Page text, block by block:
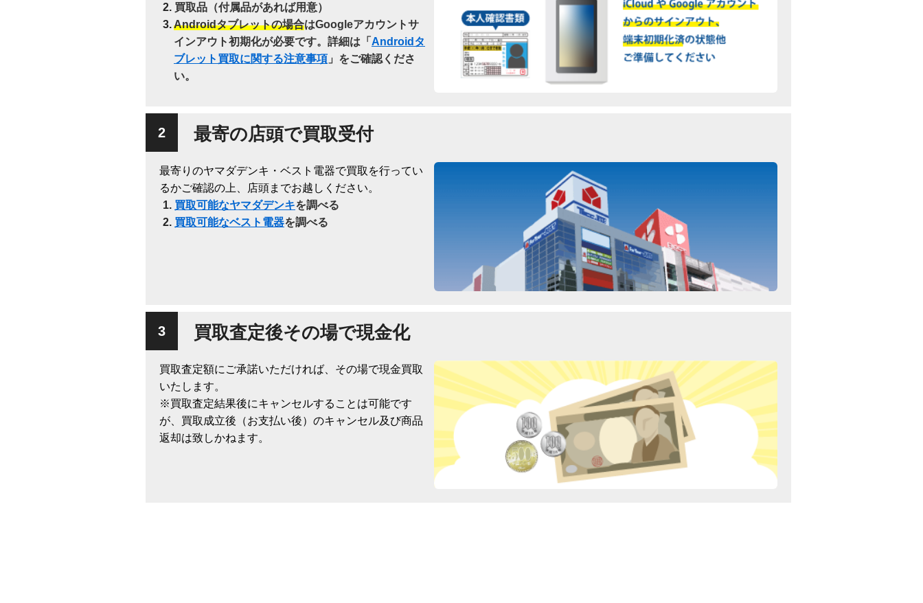
買取品（付属品があれば用意）
Androidタブレットの場合はGoogleアカウントサ
インアウト初期化が必要です。詳細は「 Androidタ
ブレット買取に関する注意事項 」をご確認くださ
い。
最寄の店頭で買取受付
最寄りのヤマダデンキ・ベスト電器で買取を行ってい
るかご確認の上、店頭までお越しください。
買取可能なヤマダデンキを調べる
買取可能なベスト電器を調べる
買取査定後その場で現金化
買取査定額にご承諾いただければ、その場で現金買取
いたします。
※買取査定結果後にキャンセルすることは可能です
が、買取成立後（お支払い後）のキャンセル及び商品
返却は致しかねます。